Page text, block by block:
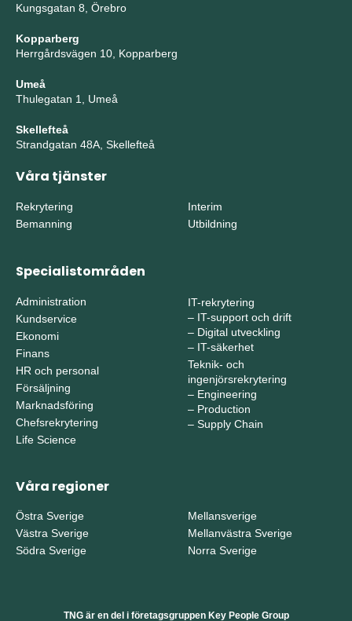
Kungsgatan 8, Örebro
Kopparberg
Herrgårdsvägen 10, Kopparberg
Umeå
Thulegatan 1, Umeå
Skellefteå
Strandgatan 48A, Skellefteå
Våra tjänster
Rekrytering
Bemanning
Interim
Utbildning
Specialistområden
Administration
Kundservice
Ekonomi
Finans
HR och personal
Försäljning
Marknadsföring
Chefsrekrytering
Life Science
IT-rekrytering
– IT-support och drift
– Digital utveckling
– IT-säkerhet
Teknik- och
ingenjörsrekrytering
– Engineering
– Production
– Supply Chain
Våra regioner
Östra Sverige
Västra Sverige
Södra Sverige
Mellansverige
Mellanvästra Sverige
Norra Sverige
TNG är en del i företagsgruppen Key People Group